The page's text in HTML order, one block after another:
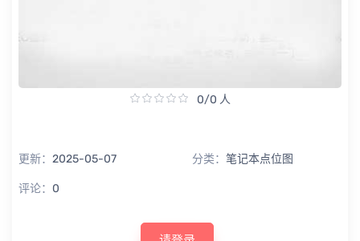
0/0 人
更新： 2025-05-07 分类： 笔记本点位图
评论： 0